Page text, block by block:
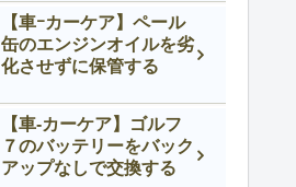
【車ｰカーケア】ペール
缶のエンジンオイルを劣
化させずに保管する
【車-カーケア】ゴルフ
７のバッテリーをバック
アップなしで交換する